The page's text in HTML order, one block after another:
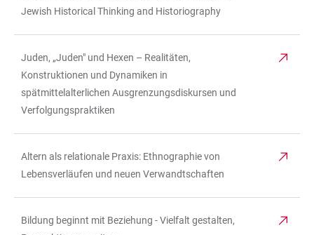
Jewish Historical Thinking and Historiography
Juden, „Juden" und Hexen – Realitäten,
Konstruktionen und Dynamiken in
spätmittelalterlichen Ausgrenzungsdiskursen und
Verfolgungspraktiken
Altern als relationale Praxis: Ethnographie von
Lebensverläufen und neuen Verwandtschaften
Bildung beginnt mit Beziehung - Vielfalt gestalten,